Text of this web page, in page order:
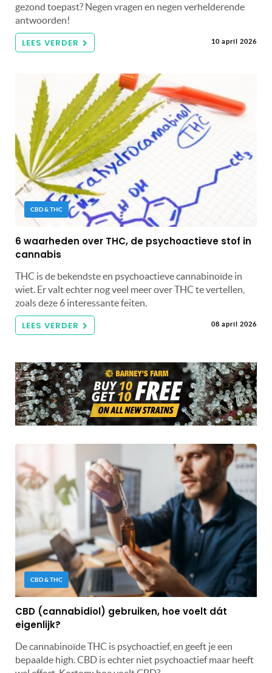
gezond toepast? Negen vragen en negen verhelderende
antwoorden!
LEES VERDER 10 april 2026
CBD & THC
6 waarheden over THC, de psychoactieve stof in
cannabis
THC is de bekendste en psychoactieve cannabinoïde in
wiet. Er valt echter nog veel meer over THC te vertellen,
zoals deze 6 interessante feiten.
LEES VERDER 08 april 2026
CBD & THC
CBD (cannabidiol) gebruiken, hoe voelt dát
eigenlijk?
De cannabinoïde THC is psychoactief, en geeft je een
bepaalde high. CBD is echter niet psychoactief maar heeft